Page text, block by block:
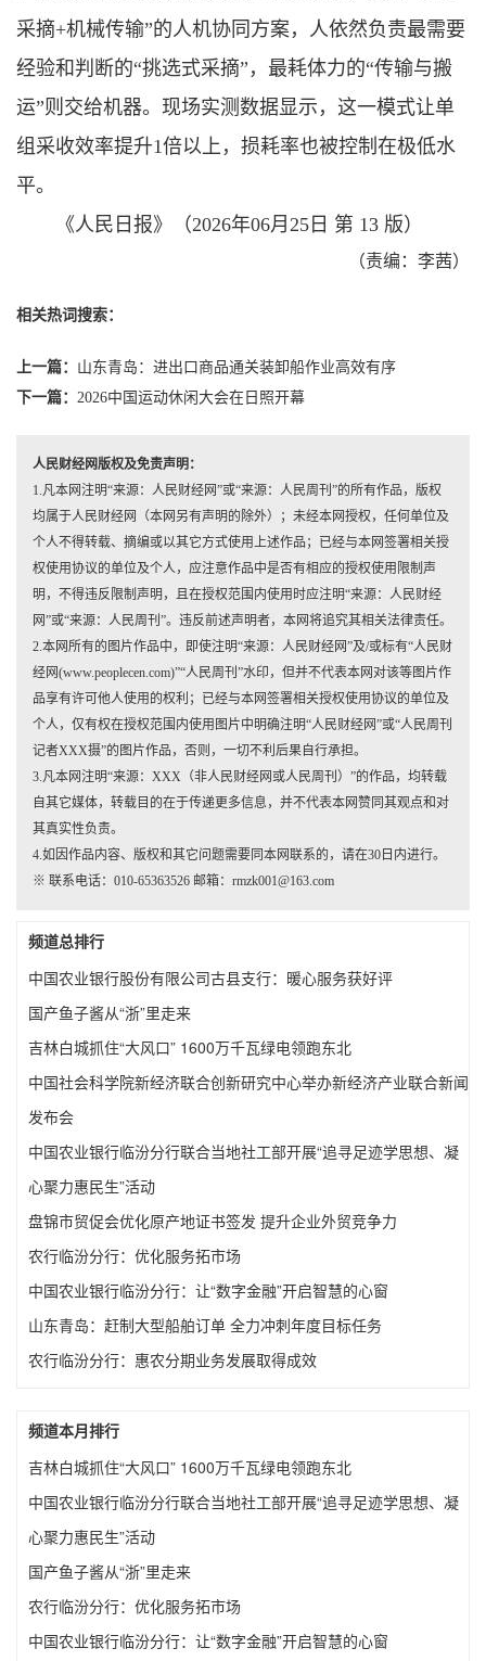
采摘+机械传输”的人机协同方案，人依然负责最需要
经验和判断的“挑选式采摘”，最耗体力的“传输与搬
运”则交给机器。现场实测数据显示，这一模式让单
组采收效率提升1倍以上，损耗率也被控制在极低水
平。
《人民日报》（2026年06月25日 第 13 版）
（责编：李茜）
相关热词搜索：
上一篇： 山东青岛：进出口商品通关装卸船作业高效有序
下一篇： 2026中国运动休闲大会在日照开幕
人民财经网版权及免责声明：
1.凡本网注明“来源：人民财经网”或“来源：人民周刊”的所有作品，版权
均属于人民财经网（本网另有声明的除外）；未经本网授权，任何单位及
个人不得转载、摘编或以其它方式使用上述作品；已经与本网签署相关授
权使用协议的单位及个人，应注意作品中是否有相应的授权使用限制声
明，不得违反限制声明，且在授权范围内使用时应注明“来源：人民财经
网”或“来源：人民周刊”。违反前述声明者，本网将追究其相关法律责任。
2.本网所有的图片作品中，即使注明“来源：人民财经网”及/或标有“人民财
经网(www.peoplecen.com)”“人民周刊”水印，但并不代表本网对该等图片作
品享有许可他人使用的权利；已经与本网签署相关授权使用协议的单位及
个人，仅有权在授权范围内使用图片中明确注明“人民财经网”或“人民周刊
记者XXX摄”的图片作品，否则，一切不利后果自行承担。
3.凡本网注明“来源：XXX（非人民财经网或人民周刊）”的作品，均转载
自其它媒体，转载目的在于传递更多信息，并不代表本网赞同其观点和对
其真实性负责。
4.如因作品内容、版权和其它问题需要同本网联系的，请在30日内进行。
※ 联系电话：010-65363526 邮箱：rmzk001@163.com
频道总排行
中国农业银行股份有限公司古县支行：暖心服务获好评
国产鱼子酱从“浙”里走来
吉林白城抓住“大风口” 1600万千瓦绿电领跑东北
中国社会科学院新经济联合创新研究中心举办新经济产业联合新闻
发布会
中国农业银行临汾分行联合当地社工部开展“追寻足迹学思想、凝
心聚力惠民生”活动
盘锦市贸促会优化原产地证书签发 提升企业外贸竞争力
农行临汾分行：优化服务拓市场
中国农业银行临汾分行：让“数字金融”开启智慧的心窗
山东青岛：赶制大型船舶订单 全力冲刺年度目标任务
农行临汾分行：惠农分期业务发展取得成效
频道本月排行
吉林白城抓住“大风口” 1600万千瓦绿电领跑东北
中国农业银行临汾分行联合当地社工部开展“追寻足迹学思想、凝
心聚力惠民生”活动
国产鱼子酱从“浙”里走来
农行临汾分行：优化服务拓市场
中国农业银行临汾分行：让“数字金融”开启智慧的心窗